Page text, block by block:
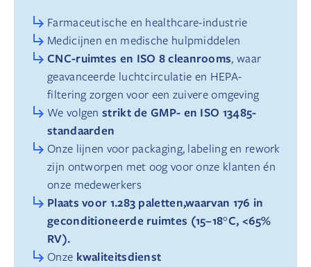
Farmaceutische en healthcare-industrie
Medicijnen en medische hulpmiddelen
CNC-ruimtes en ISO 8 cleanrooms, waar
geavanceerde luchtcirculatie en HEPA-
filtering zorgen voor een zuivere omgeving
We volgen strikt de GMP- en ISO 13485-
standaarden
Onze lijnen voor packaging, labeling en rework
zijn ontworpen met oog voor onze klanten én
onze medewerkers
Plaats voor 1.283 paletten,waarvan 176 in
geconditioneerde ruimtes (15–18°C, <65%
RV).
Onze kwaliteitsdienst